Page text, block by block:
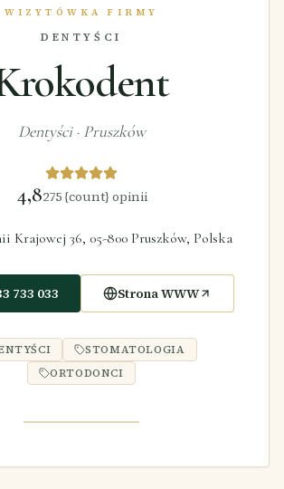
WIZYTÓWKA FIRMY
DENTYŚCI
Dentyści· Pruszków
4,8275 {count} opinii
Krajowej 36, 05-800 Pruszków, Polska
733 033 Strona WWW
STOMATOLOGIA
ORTODONCI